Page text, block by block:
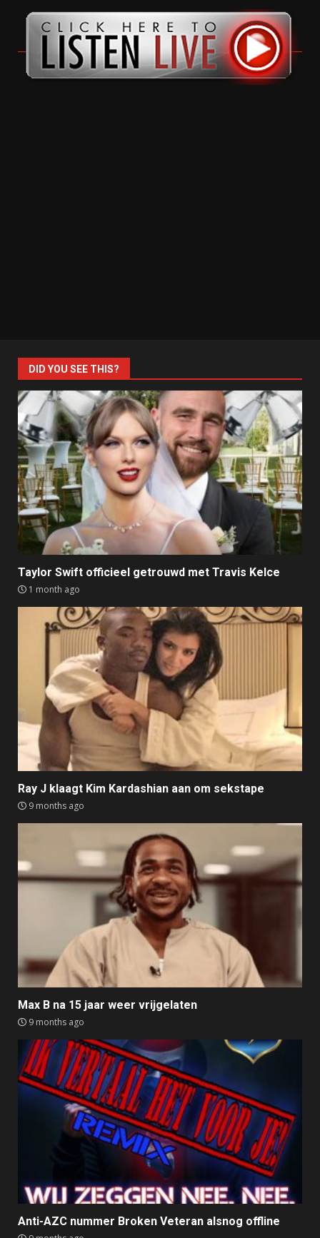
DID YOU SEE THIS?
Taylor Swift officieel getrouwd met Travis Kelce
1 month ago
Ray J klaagt Kim Kardashian aan om sekstape
9 months ago
Max B na 15 jaar weer vrijgelaten
9 months ago
Anti-AZC nummer Broken Veteran alsnog offline